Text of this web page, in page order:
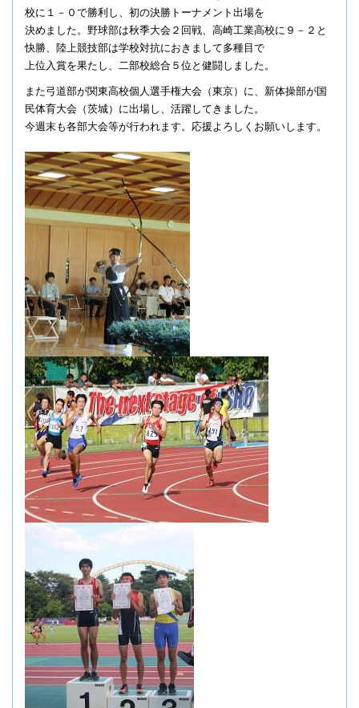
校に１－０で勝利し、初の決勝トーナメント出場を
決めました。野球部は秋季大会２回戦、高崎工業高校に９－２と
快勝、陸上競技部は学校対抗におきまして多種目で
上位入賞を果たし、二部校総合５位と健闘しました。
また弓道部が関東高校個人選手権大会（東京）に、新体操部が国
民体育大会（茨城）に出場し、活躍してきました。
今週末も各部大会等が行われます。応援よろしくお願いします。